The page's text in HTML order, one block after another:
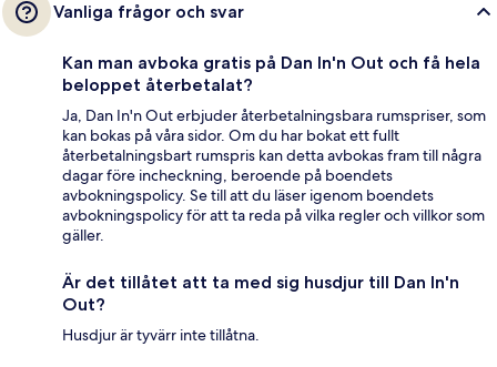
Vanliga frågor och svar
Kan man avboka gratis på Dan In'n Out och få hela
beloppet återbetalat?
Ja, Dan In'n Out erbjuder återbetalningsbara rumspriser, som
kan bokas på våra sidor. Om du har bokat ett fullt
återbetalningsbart rumspris kan detta avbokas fram till några
dagar före incheckning, beroende på boendets
avbokningspolicy. Se till att du läser igenom boendets
avbokningspolicy för att ta reda på vilka regler och villkor som
gäller.
Är det tillåtet att ta med sig husdjur till Dan In'n
Out?
Husdjur är tyvärr inte tillåtna.